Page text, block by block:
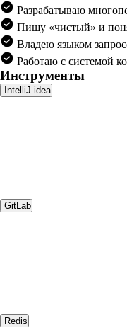
Разрабатываю
Пишу «чистый» и
Владею языком
Работаю с системой
Инструменты
IntelliJ idea
GitLab
Redis